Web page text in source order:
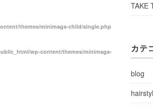
themes/minimaga-child/single.php
wp-content/themes/minimaga-
TAKE
カテ
blog